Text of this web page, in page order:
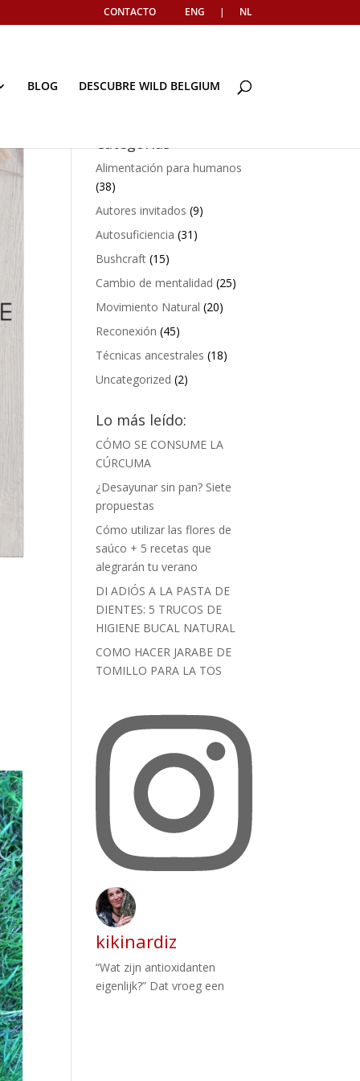
CONTACTO ENG | NL
BLOG DESCUBRE WILD BELGIUM
Categorías
Alimentación para humanos
(38)
Autores invitados (9)
Autosuficiencia (31)
Bushcraft (15)
Cambio de mentalidad (25)
Movimiento Natural (20)
Reconexión (45)
Técnicas ancestrales (18)
Uncategorized (2)
Lo más leído:
CÓMO SE CONSUME LA
CÚRCUMA
¿Desayunar sin pan? Siete
propuestas
Cómo utilizar las flores de
saúco + 5 recetas que
alegrarán tu verano
DI ADIÓS A LA PASTA DE
DIENTES: 5 TRUCOS DE
HIGIENE BUCAL NATURAL
COMO HACER JARABE DE
TOMILLO PARA LA TOS
kikinardiz
“Wat zijn antioxidanten
eigenlijk?” Dat vroeg een